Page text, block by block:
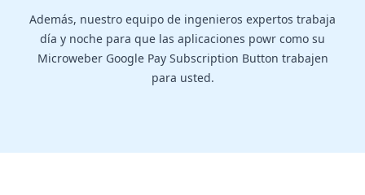
Además, nuestro equipo de ingenieros expertos trabaja
día y noche para que las aplicaciones powr como su
Microweber Google Pay Subscription Button trabajen
para usted.